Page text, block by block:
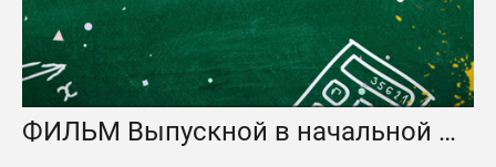
ФИЛЬМ Выпускной в начальной школе